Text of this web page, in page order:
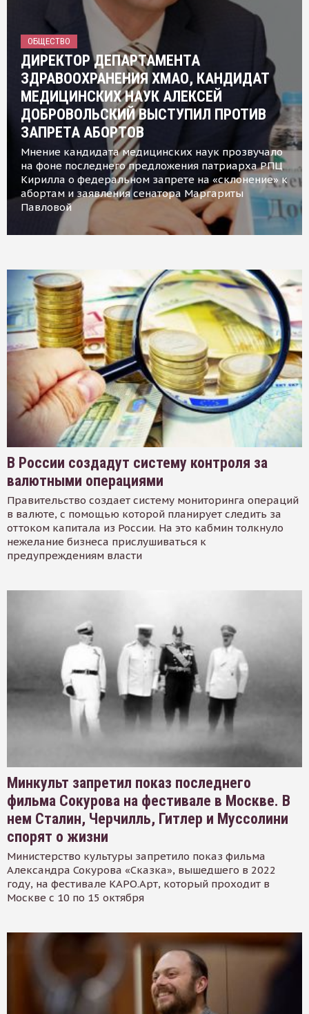
ОБЩЕСТВО
ДИРЕКТОР ДЕПАРТАМЕНТА
ЗДРАВООХРАНЕНИЯ ХМАО, КАНДИДАТ
МЕДИЦИНСКИХ НАУК АЛЕКСЕЙ
ДОБРОВОЛЬСКИЙ ВЫСТУПИЛ ПРОТИВ
ЗАПРЕТА АБОРТОВ
Мнение кандидата медицинских наук прозвучало
на фоне последнего предложения патриарха РПЦ
Кирилла о федеральном запрете на «склонение» к
абортам и заявления сенатора Маргариты
Павловой
В России создадут систему контроля за
валютными операциями
Правительство создает систему мониторинга операций
в валюте, с помощью которой планирует следить за
оттоком капитала из России. На это кабмин толкнуло
нежелание бизнеса прислушиваться к
предупреждениям власти
Минкульт запретил показ последнего
фильма Сокурова на фестивале в Москве. В
нем Сталин, Черчилль, Гитлер и Муссолини
спорят о жизни
Министерство культуры запретило показ фильма
Александра Сокурова «Сказка», вышедшего в 2022
году, на фестивале КАРО.Арт, который проходит в
Москве с 10 по 15 октября